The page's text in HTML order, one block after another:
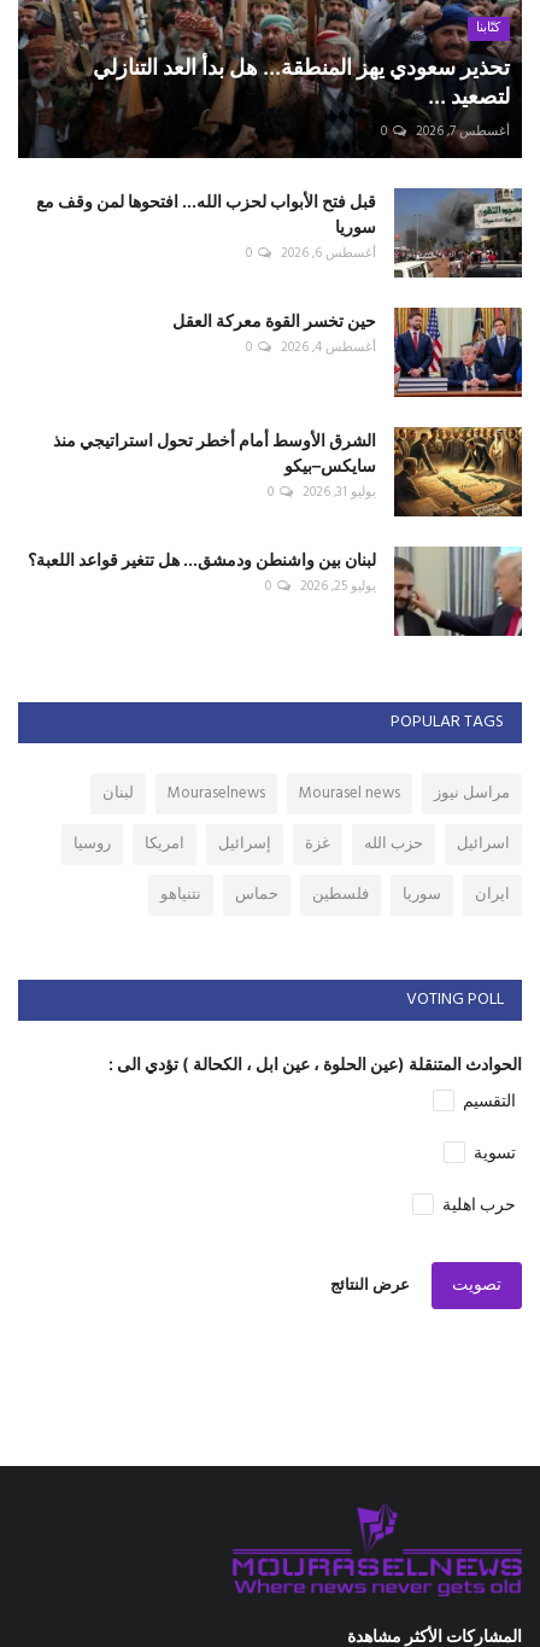
كتّابنا
تحذير سعودي يهز المنطقة... هل بدأ العد التنازلي
لتصعيد ...
أغسطس 7, 2026 0
قبل فتح الأبواب لحزب الله... افتحوها لمن وقف مع
سوريا
أغسطس 6, 2026 0
حين تخسر القوة معركة العقل
أغسطس 4, 2026 0
الشرق الأوسط أمام أخطر تحول استراتيجي منذ
سايكس–بيكو
يوليو 31, 2026 0
لبنان بين واشنطن ودمشق... هل تتغير قواعد اللعبة؟
يوليو 25, 2026 0
POPULAR TAGS
مراسل نيوز Mourasel news
Mouraselnews
لبنان
اسرائيل
حزب الله غزة إسرائيل امريكا
روسيا
ايران
سوريا فلسطين حماس نتنياهو
VOTING POLL
الحوادث المتنقلة (عين الحلوة ، عين ابل ، الكحالة ) تؤدي الى :
التقسيم
تسوية
حرب اهلية
تصويت عرض النتائج
المشاركات الأكثر مشاهدة